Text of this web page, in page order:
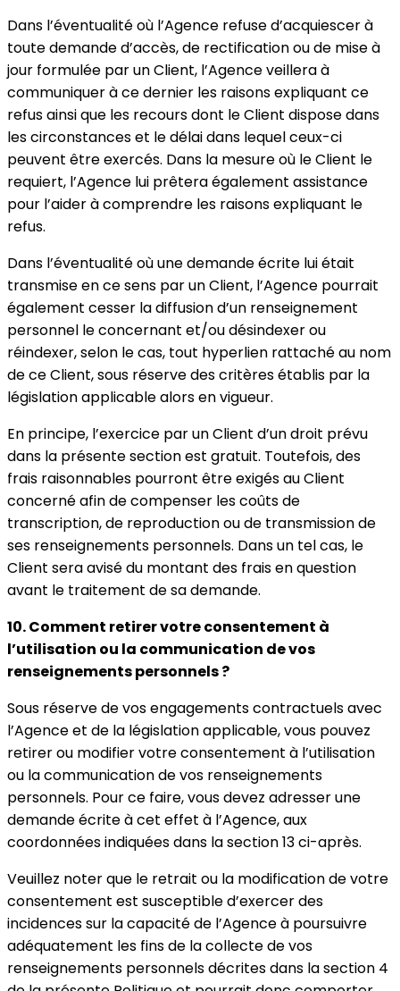
Dans l’éventualité où l’Agence refuse d’acquiescer à
toute demande d’accès, de rectification ou de mise à
jour formulée par un Client, l’Agence veillera à
communiquer à ce dernier les raisons expliquant ce
refus ainsi que les recours dont le Client dispose dans
les circonstances et le délai dans lequel ceux-ci
peuvent être exercés. Dans la mesure où le Client le
requiert, l’Agence lui prêtera également assistance
pour l’aider à comprendre les raisons expliquant le
refus.
Dans l’éventualité où une demande écrite lui était
transmise en ce sens par un Client, l’Agence pourrait
également cesser la diffusion d’un renseignement
personnel le concernant et/ou désindexer ou
réindexer, selon le cas, tout hyperlien rattaché au nom
de ce Client, sous réserve des critères établis par la
législation applicable alors en vigueur.
En principe, l’exercice par un Client d’un droit prévu
dans la présente section est gratuit. Toutefois, des
frais raisonnables pourront être exigés au Client
concerné afin de compenser les coûts de
transcription, de reproduction ou de transmission de
ses renseignements personnels. Dans un tel cas, le
Client sera avisé du montant des frais en question
avant le traitement de sa demande.
10. Comment retirer votre consentement à
l’utilisation ou la communication de vos
renseignements personnels ?
Sous réserve de vos engagements contractuels avec
l’Agence et de la législation applicable, vous pouvez
retirer ou modifier votre consentement à l’utilisation
ou la communication de vos renseignements
personnels. Pour ce faire, vous devez adresser une
demande écrite à cet effet à l’Agence, aux
coordonnées indiquées dans la section 13 ci-après.
Veuillez noter que le retrait ou la modification de votre
consentement est susceptible d’exercer des
incidences sur la capacité de l’Agence à poursuivre
adéquatement les fins de la collecte de vos
renseignements personnels décrites dans la section 4